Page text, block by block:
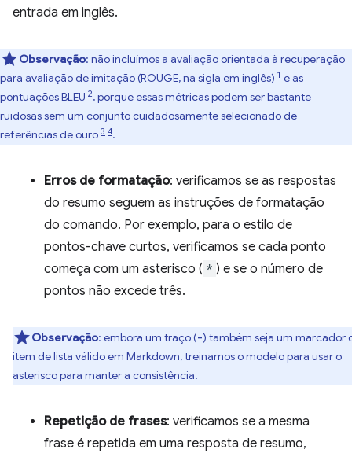
entrada em inglês.
Observação: não incluímos a avaliação orientada à recuperação
para avaliação de imitação (ROUGE, na sigla em inglês) 1 e as
pontuações BLEU 2, porque essas métricas podem ser bastante
ruidosas sem um conjunto cuidadosamente selecionado de
referências de ouro 3 4.
Erros de formatação: verificamos se as respostas
do resumo seguem as instruções de formatação
do comando. Por exemplo, para o estilo de
pontos-chave curtos, verificamos se cada ponto
começa com um asterisco ( * ) e se o número de
pontos não excede três.
Observação: embora um traço (-) também seja um marcador
item de lista válido em Markdown, treinamos o modelo para usar o
asterisco para manter a consistência.
Repetição de frases: verificamos se a mesma
frase é repetida em uma resposta de resumo,